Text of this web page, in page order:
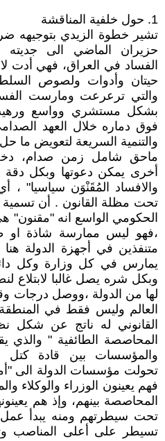
1. حول خلفية المناقشة
حزيران الماضي الى
الفساد في العراق، فهي أدت
حيتان وأدوات ولصوص
والتي ترعرعت ومارست
بشكل مستشري وواسع
فوق دماره خلال العهد
والتنمية السريعة لتعويض ما
ماحق شامل زمن صدام،
أخرى يمكن دعوتها وبكل دقة
والافساد المُقَنْوَن سياسيا" ،
تحت مظلة القانون . أن تسمية
الحكومي الواسع انه "مقنون"
،فهو ليس ممارسة شاذة او
متنفذين في أجهزة الدولة
يمارس في كل وزارة وكل
وبكل شره يصل غالبا لابتلاع
لها من الدولة ،ووصل درجات
العالم وليس فقط في
القانوني له ناتج عن شكل
المحاصصة الطائفية " والذي
والمؤسسات بين قادة كتل
تحولت مؤسسات الدولة الى
فهم يعينون الوزراء والوكلاء
المحاصصة بينهم، وإذ هم
تحت سيطرتهم ومنه يبدأ عمل
تسيطر على أعلى المناصب